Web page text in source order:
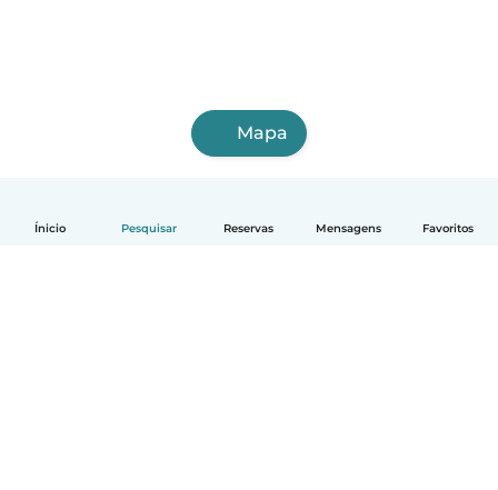
Ínicio Pesquisar Reservas Mensagens Favoritos
Mapa